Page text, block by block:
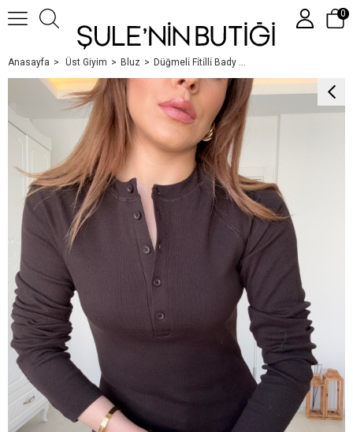
Üye Girişi Google İle Bağlan
0
Anasayfa Üst Giyim Bluz Düğmeli̇ Fi̇ti̇lli̇ Bady Aci Kahve